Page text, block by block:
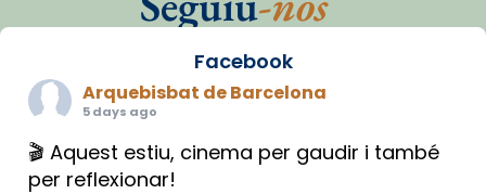
Facebook
Arquebisbat de Barcelona
5 days ago
🎬 Aquest estiu, cinema per gaudir i també
per reflexionar!